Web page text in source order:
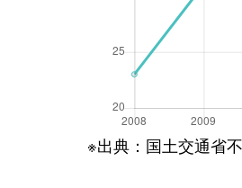
※出典：国土交通省